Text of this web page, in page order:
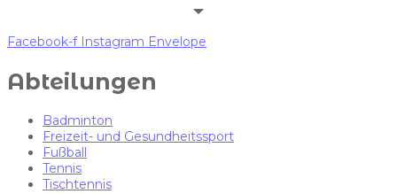
Facebook-f Instagram Envelope
Abteilungen
Badminton
Freizeit- und Gesundheitssport
Fußball
Tennis
Tischtennis